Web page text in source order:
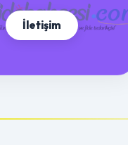
İletişim